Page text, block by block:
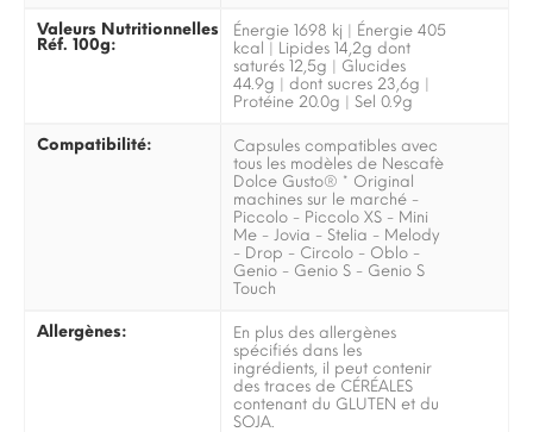
Valeurs Nutritionnelles
Réf. 100g:
Énergie 1698 kj | Énergie 405
kcal | Lipides 14,2g dont
saturés 12,5g | Glucides
44.9g | dont sucres 23,6g |
Protéine 20.0g | Sel 0.9g
Compatibilité:
Capsules compatibles avec
tous les modèles de Nescafè
Dolce Gusto® * Original
machines sur le marché -
Piccolo - Piccolo XS - Mini
Me - Jovia - Stelia - Melody
- Drop - Circolo - Oblo -
Genio - Genio S - Genio S
Touch
Allergènes:
En plus des allergènes
spécifiés dans les
ingrédients, il peut contenir
des traces de CÉRÉALES
contenant du GLUTEN et du
SOJA.